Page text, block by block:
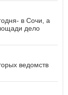
в Сочи, а
дело
ведомств